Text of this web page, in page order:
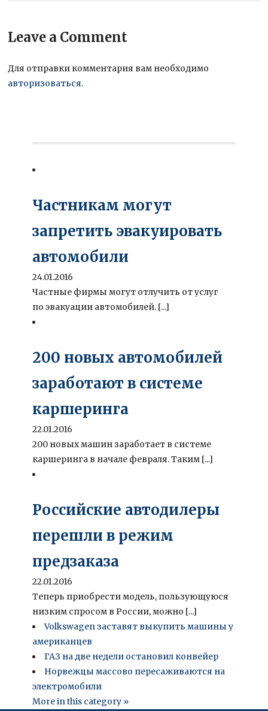
Leave a Comment
Для отправки комментария вам необходимо
авторизоваться.
Частникам могут
запретить эвакуировать
автомобили
24.01.2016
Частные фирмы могут отлучить от услуг
по эвакуации автомобилей. [...]
200 новых автомобилей
заработают в системе
каршеринга
22.01.2016
200 новых машин заработает в системе
каршеринга в начале февраля. Таким [...]
Российские автодилеры
перешли в режим
предзаказа
22.01.2016
Теперь приобрести модель, пользующуюся
низким спросом в России, можно [...]
Volkswagen заставят выкупить машины у
американцев
ГАЗ на две недели остановил конвейер
Норвежцы массово пересаживаются на
электромобили
More in this category »